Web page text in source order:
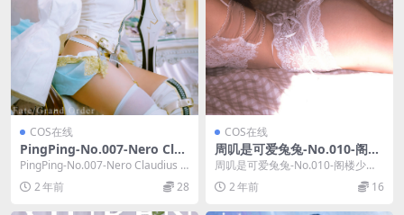
COS在线
PingPing-No.007-Nero Clau
dius Bride ver [11P]
PingPing-No.007-Nero Claudius B
ride ver ...
2 年前 28
COS在线
周叽是可爱兔兔-No.010-阁楼
少女 [34P]
周叽是可爱兔兔-No.010-阁楼少女
[34P]，周叽是可爱兔兔在线作品导
航：...2 年前 16